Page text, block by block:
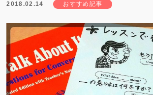
2018.02.14 おすすめ記事